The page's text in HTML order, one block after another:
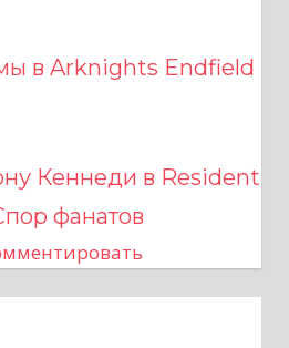
в Arknights Endfield
Кеннеди в Resident
фанатов